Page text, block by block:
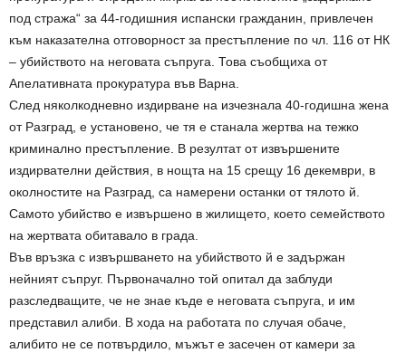
под стража“ за 44-годишния испански гражданин, привлечен
към наказателна отговорност за престъпление по чл. 116 от НК
– убийството на неговата съпруга. Това съобщиха от
Апелативната прокуратура във Варна.
След няколкодневно издирване на изчезнала 40-годишна жена
от Разград, е установено, че тя е станала жертва на тежко
криминално престъпление. В резултат от извършените
издирвателни действия, в нощта на 15 срещу 16 декември, в
околностите на Разград, са намерени останки от тялото й.
Самото убийство е извършено в жилището, което семейството
на жертвата обитавало в града.
Във връзка с извършването на убийството й е задържан
нейният съпруг. Първоначално той опитал да заблуди
разследващите, че не знае къде е неговата съпруга, и им
представил алиби. В хода на работата по случая обаче,
алибито не се потвърдило, мъжът е засечен от камери за